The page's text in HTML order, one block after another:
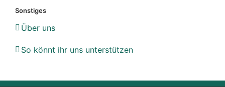
Sonstiges
Über uns
So könnt ihr uns unterstützen